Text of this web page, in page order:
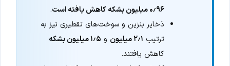
۰٫۹۶ میلیون بشکه کاهش یافته است
.
ذخایر بنزین و سوخت‌های تقطیری نیز به
ترتیب ۲٫۱ میلیون و ۱٫۵ میلیون بشکه
کاهش یافتند.